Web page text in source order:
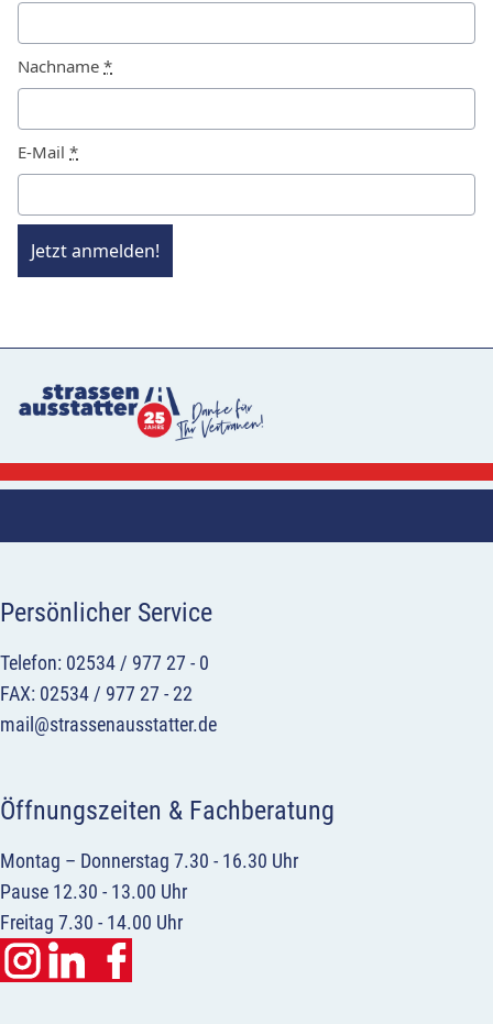
Nachname *
E-Mail *
Jetzt anmelden!
Persönlicher Service
Telefon: 02534 / 977 27 - 0
FAX: 02534 / 977 27 - 22
mail@strassenausstatter.de
Öffnungszeiten & Fachberatung
Montag – Donnerstag 7.30 - 16.30 Uhr
Pause 12.30 - 13.00 Uhr
Freitag 7.30 - 14.00 Uhr